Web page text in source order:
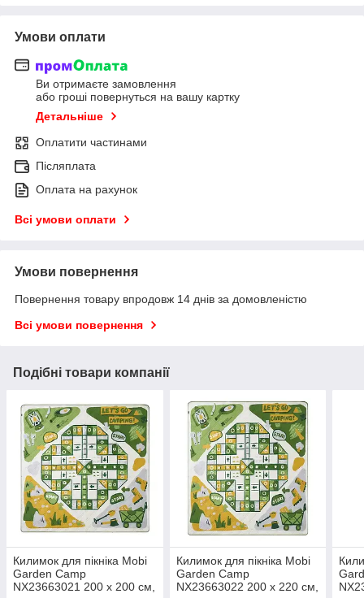
Умови оплати
Ви отримаєте замовлення
або гроші повернуться на вашу картку
Детальніше
Оплатити частинами
Післяплата
Оплата на рахунок
Всі умови оплати
Умови повернення
Повернення товару впродовж 14 днів за домовленістю
Всі умови повернення
Подібні товари компанії
Килимок для пікніка Mobi
Garden Camp
NX23663021 200 х 200 см,
Килимок для пікніка Mobi
Garden Camp
NX23663022 200 х 220 см,